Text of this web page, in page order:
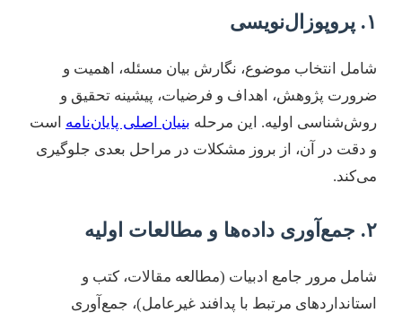
۱. پروپوزال‌نویسی
شامل انتخاب موضوع، نگارش بیان مسئله، اهمیت و
ضرورت پژوهش، اهداف و فرضیات، پیشینه تحقیق و
روش‌شناسی اولیه. این مرحله بنیان اصلی پایان‌نامه است
و دقت در آن، از بروز مشکلات در مراحل بعدی جلوگیری
می‌کند.
۲. جمع‌آوری داده‌ها و مطالعات اولیه
شامل مرور جامع ادبیات (مطالعه مقالات، کتب و
استانداردهای مرتبط با پدافند غیرعامل)، جمع‌آوری